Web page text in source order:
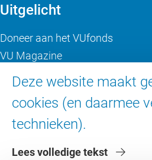
Deze website maakt
cookies (en daarmee
technieken).
Lees volledige tekst
Uitgelicht
Doneer aan het VUfonds
VU Magazine
Digitale toegankelijkheid
Over de VU
Contact en route